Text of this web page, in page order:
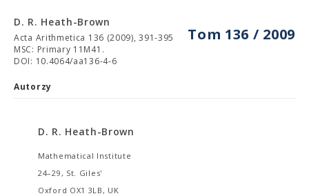
Tom 136 / 2009
D. R. Heath-Brown
Acta Arithmetica 136 (2009), 391-395
MSC: Primary 11M41.
DOI: 10.4064/aa136-4-6
Autorzy
D. R. Heath-Brown
Mathematical Institute
24–29, St. Giles'
Oxford OX1 3LB, UK